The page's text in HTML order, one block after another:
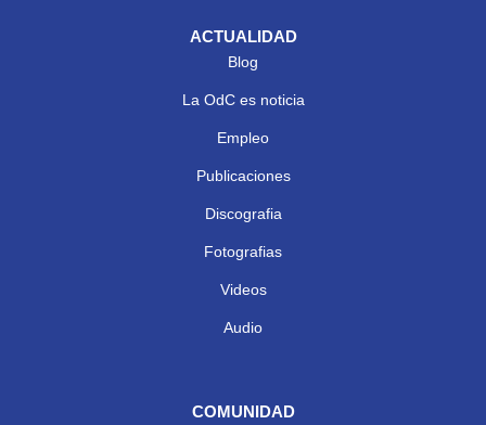
ACTUALIDAD
Blog
La OdC es noticia
Empleo
Publicaciones
Discografia
Fotografias
Videos
Audio
COMUNIDAD